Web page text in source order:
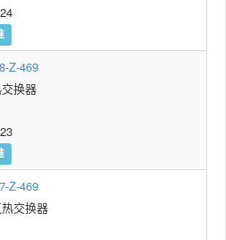
Z-469
换器
Z-469
交换器